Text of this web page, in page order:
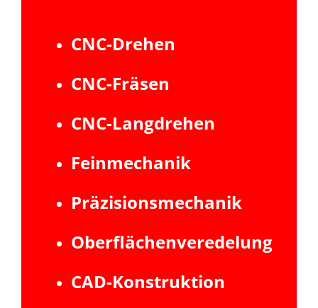
CNC-Drehen
CNC-Fräsen
CNC-Langdrehen
Feinmechanik
Präzisionsmechanik
Oberflächenveredelung
CAD-Konstruktion